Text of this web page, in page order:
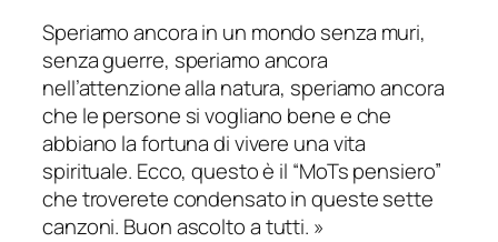
Speriamo ancora in un mondo senza muri,
senza guerre, speriamo ancora
nell’attenzione alla natura, speriamo ancora
che le persone si vogliano bene e che
abbiano la fortuna di vivere una vita
spirituale. Ecco, questo è il “MoTs pensiero”
che troverete condensato in queste sette
canzoni. Buon ascolto a tutti. »